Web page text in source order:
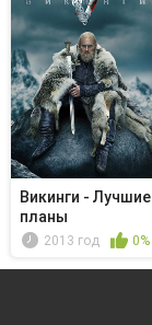
Викинги - Лучшие
планы
2013 год 0%